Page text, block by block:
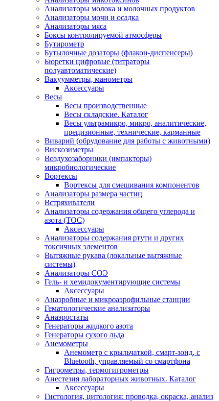
Анализаторы молока и молочных продуктов
Анализаторы мочи и осадка
Анализаторы мяса
Боксы контролируемой атмосферы
Бутирометр
Бутылочные дозаторы (флакон-диспенсеры)
Бюретки цифровые (титраторы
полуавтоматические)
Вакуумметры, манометры
Аксессуары
Весы
Весы производственные
Весы складские. Каталог
Весы ультрамикро, микро, аналитические,
прецизионные, технические, карманные
Виварий (обрудование для работы с животными)
Вискозиметры
Воздухозаборники (импакторы)
микробиологические
Вортексы
Вортексы для смешивания компонентов
Анализаторы размера частиц
Встряхиватели
Анализаторы содержания общего углерода и
азота (ТОС)
Аксессуары
Анализаторы содержания ртути и других
токсичных элементов
Вытяжные рукава (локальные вытяжные
системы)
Анализаторы СОЭ
Гель- и хемидокументирующие системы
Аксессуары
Анаэробные и микроаэрофильные станции
Гематологические анализаторы
Анаэростаты
Генераторы жидкого азота
Генераторы сухого льда
Анемометры
Анемометр с крыльчаткой, смарт-зонд, с
Bluetooth, управляемый со смартфона
Гигрометры, термогигрометры
Анестезия лабораторных животных. Каталог
Аксессуары
Гистология, цитология: проводка, окраска, анализ